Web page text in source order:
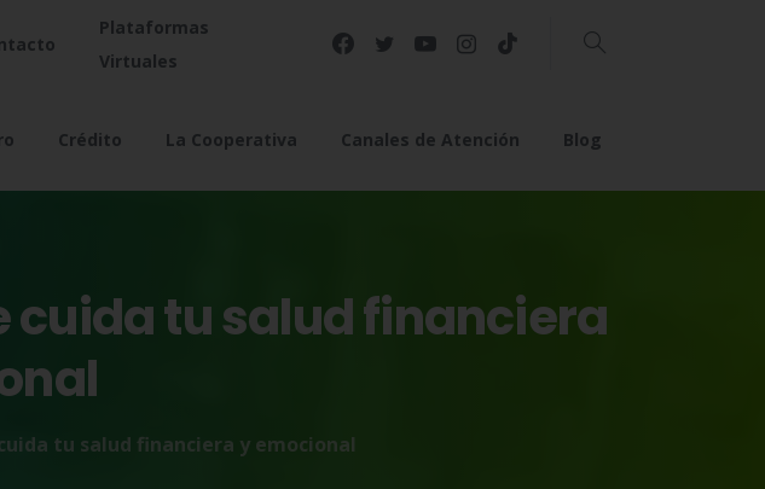
Plataformas
Virtuales
Buscar
Crédito La Cooperativa Canales de Atención Blog
cuidatusaludfinanciera
tu salud financiera y emocional